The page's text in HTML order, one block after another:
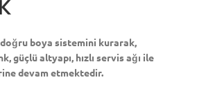
boya sistemini kurarak,
güçlü altyapı, hızlı servis ağı ile
devam etmektedir.